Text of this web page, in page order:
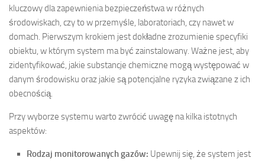
kluczowy dla zapewnienia bezpieczeństwa w różnych
środowiskach, czy to w przemyśle, laboratoriach, czy nawet w
domach. Pierwszym krokiem jest dokładne zrozumienie specyfiki
obiektu, w którym system ma być zainstalowany. Ważne jest, aby
zidentyfikować, jakie substancje chemiczne mogą występować w
danym środowisku oraz jakie są potencjalne ryzyka związane z ich
obecnością.
Przy wyborze systemu warto zwrócić uwagę na kilka istotnych
aspektów:
Rodzaj monitorowanych gazów: Upewnij się, że system jest